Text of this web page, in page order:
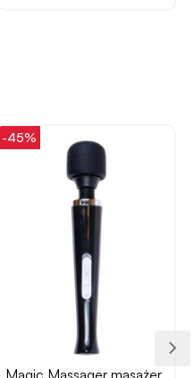
Magic Massager masażer
-45%